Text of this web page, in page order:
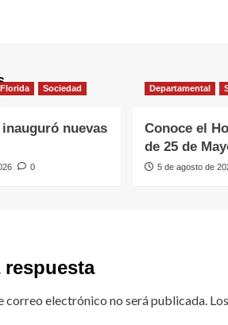
Florida Sociedad
nuevas
0
Departamental
Conoce el
de 25 de
5 de agosto de
respuesta
correo electrónico no será publicada.